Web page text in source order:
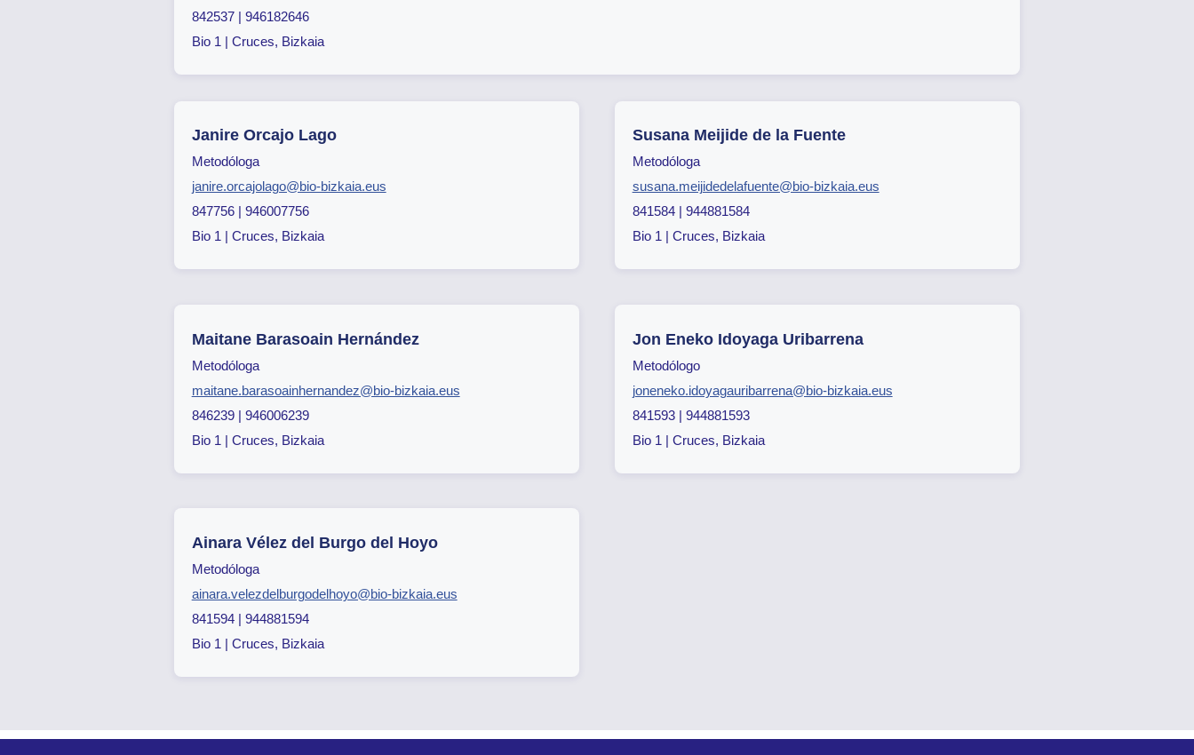
842537 | 946182646
Bio 1 | Cruces, Bizkaia
Janire Orcajo Lago
Metodóloga
janire.orcajolago@bio-bizkaia.eus
847756 | 946007756
Bio 1 | Cruces, Bizkaia
Susana Meijide de la Fuente
Metodóloga
susana.meijidedelafuente@bio-bizkaia.eus
841584 | 944881584
Bio 1 | Cruces, Bizkaia
Maitane Barasoain Hernández
Metodóloga
maitane.barasoainhernandez@bio-bizkaia.eus
846239 | 946006239
Bio 1 | Cruces, Bizkaia
Jon Eneko Idoyaga Uribarrena
Metodólogo
joneneko.idoyagauribarrena@bio-bizkaia.eus
841593 | 944881593
Bio 1 | Cruces, Bizkaia
Ainara Vélez del Burgo del Hoyo
Metodóloga
ainara.velezdelburgodelhoyo@bio-bizkaia.eus
841594 | 944881594
Bio 1 | Cruces, Bizkaia